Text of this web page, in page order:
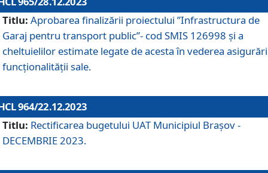
Titlu: Aprobarea finalizării proiectului ”Infrastructura de
Garaj pentru transport public”- cod SMIS 126998 și a
cheltuielilor estimate legate de acesta în vederea
funcționalității sale.
964/22.12.2023
Titlu: Rectificarea bugetului UAT Municipiul Braşov -
DECEMBRIE 2023.